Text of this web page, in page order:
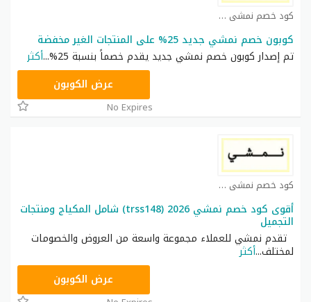
كود خصم نمشي كوبون
كوبون خصم نمشي جديد 25% على المنتجات الغير مخفضة
تم إصدار كوبون خصم نمشي جديد يقدم خصماً بنسبة 25%
...أكثر
AC182عرض الكوبون
No Expires
كود خصم نمشي كوبون
أقوى كود خصم نمشي 2026 (trss148) شامل المكياج ومنتجات
التجميل
تقدم نمشي للعملاء مجموعة واسعة من العروض والخصومات
لمختلف...أكثر
TRSS148عرض الكوبون